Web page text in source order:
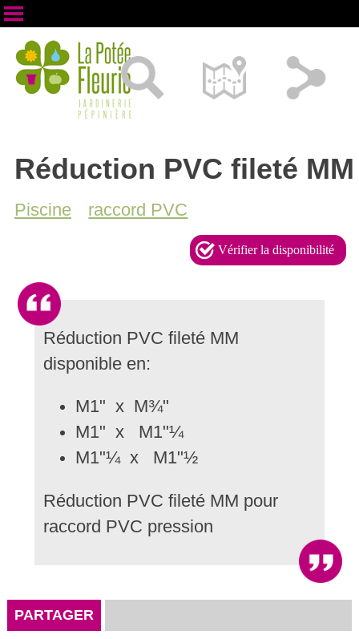
Réduction PVC fileté MM
Piscine raccord PVC
Vérifier la disponibilité
Réduction PVC fileté MM
disponible en:
M1" x M¾"
M1" x M1"¼
M1"¼ x M1"½
Réduction PVC fileté MM pour
raccord PVC pression
PARTAGER